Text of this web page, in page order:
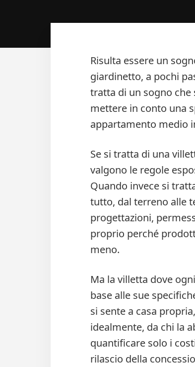
Risulta essere un
giardinetto, a pochi
tratta di un sogno che
mettere in conto una
appartamento medio
Se si tratta di una
valgono le regole
Quando invece si
tutto, dal terreno alle
progettazioni,
proprio perché
meno.
Ma la villetta dove
base alle sue
si sente a casa
idealmente, da chi la
quantificare solo i
rilascio della